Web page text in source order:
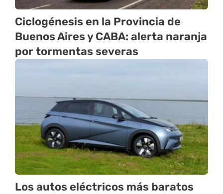
Ciclogénesis en la Provincia de
Buenos Aires y CABA: alerta naranja
por tormentas severas
Los autos eléctricos más baratos